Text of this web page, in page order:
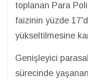
toplanan Para
faizinin yüzde
yükseltilmesine
Genişleyici
sürecinde